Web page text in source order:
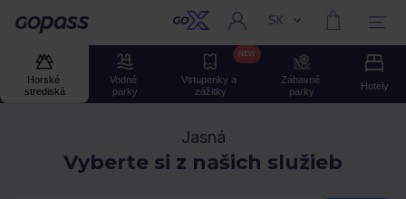
Gopass Aktuální jazyk:
SK
Horské
strediská
Vodné
parky
Vstupenky a
zážitky
NEW
Zábavné
parky
Hotely
Jasná
Vyberte si z našich služieb